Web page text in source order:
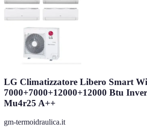
LG Climatizzatore Libero Smart
7000+7000+12000+12000 Btu
Mu4r25 A++
gm-termoidraulica.it